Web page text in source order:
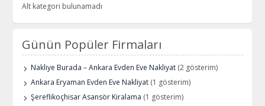
Alt kategori bulunamadı
Günün Popüler Firmaları
Nakliye Burada – Ankara Evden Eve Nakliyat (2 gösterim)
Ankara Eryaman Evden Eve Nakliyat (1 gösterim)
Şereflikoçhisar Asansör Kiralama (1 gösterim)